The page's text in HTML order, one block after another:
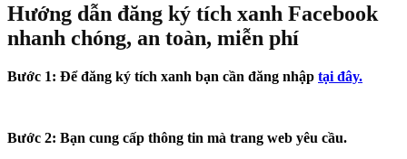
Hướng dẫn đăng ký tích xanh Facebook
nhanh chóng, an toàn, miễn phí
Bước 1: Để đăng ký tích xanh bạn cần đăng nhập tại đây.
Bước 2: Bạn cung cấp thông tin mà trang web yêu cầu.